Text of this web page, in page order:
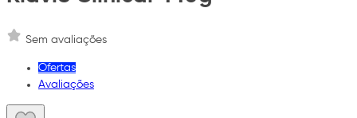
Sem avaliações
Ofertas
Avaliações